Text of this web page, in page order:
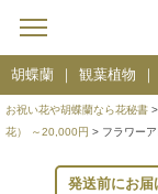
胡蝶蘭 観葉植物
お祝い花や胡蝶蘭なら花秘書 >
花） ～20,000円 > フラワー
発送前にお届